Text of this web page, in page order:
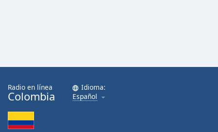
Radio en línea
Colombia
Idioma:
Español